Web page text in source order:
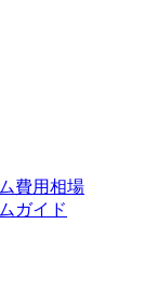
費用相場
ガイド